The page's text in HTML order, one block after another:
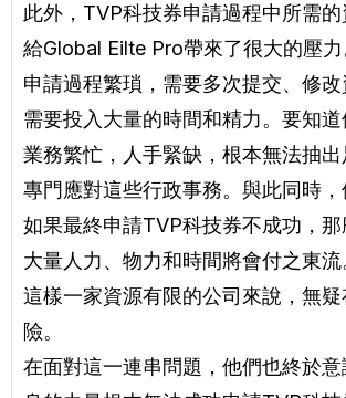
此外，TVP科技券申請過程中所需
給Global Eilte Pro帶來了很大的壓
申請過程繁瑣，需要多次提交、修
需要投入大量的時間和精力。要知
業務繁忙，人手緊缺，根本無法抽
專門應對這些行政事務。與此同時，
如果最終申請TVP科技券不成功，
大量人力、物力和時間將會付之東
這樣一家資源有限的公司來說，無
險。
在面對這一連串問題，他們也終於意